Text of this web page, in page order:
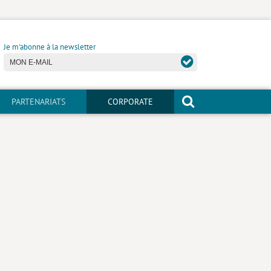
Je m'abonne à la newsletter
PARTENARIATS CORPORATE